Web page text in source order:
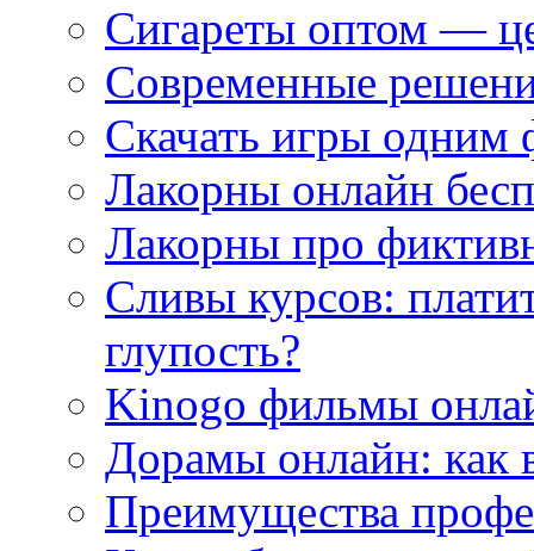
Сигареты оптом —
Современные
Скачать игры одним
Лакорны онлайн
Лакорны про
Сливы курсов:
глупость?
Kinogo фильмы
Дорамы онлайн: как
Преимущества